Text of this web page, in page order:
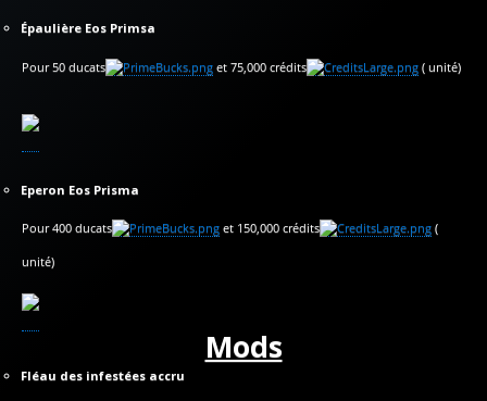
Épaulière Eos Primsa
Pour 50 ducats et 75,000 crédits ( unité)
Eperon Eos Prisma
Pour 400 ducats et 150,000 crédits (
unité)
Mods
Fléau des infestées accru